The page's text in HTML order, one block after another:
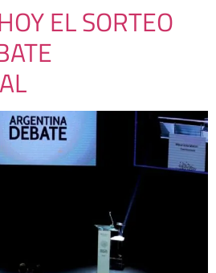
EL SORTEO